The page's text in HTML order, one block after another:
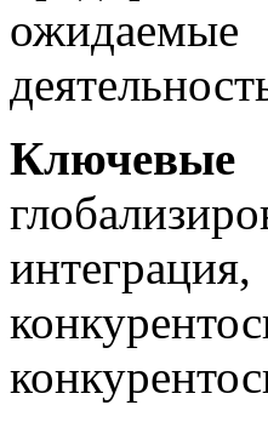
ожидаемые